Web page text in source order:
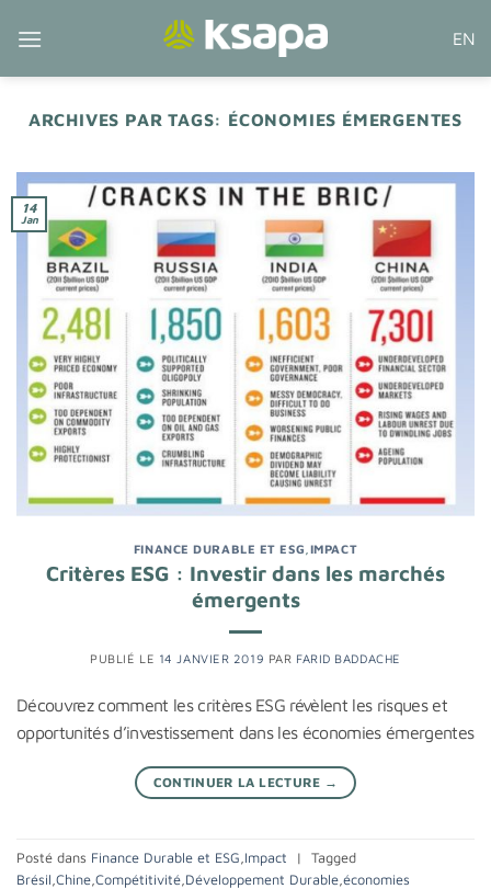
EN
ARCHIVES PAR TAGS: ÉCONOMIES ÉMERGENTES
14
Jan
FINANCE DURABLE ET ESG IMPACT
Critères ESG : Investir dans les marchés
émergents
PUBLIÉ LE 14 JANVIER 2019 PAR FARID BADDACHE
Découvrez comment les critères ESG révèlent les risques et
opportunités d’investissement dans les économies émergentes
CONTINUER LA LECTURE →
Posté dans Finance Durable et ESG Impact |
Tagged
Brésil Chine Compétitivité Développement Durable économies